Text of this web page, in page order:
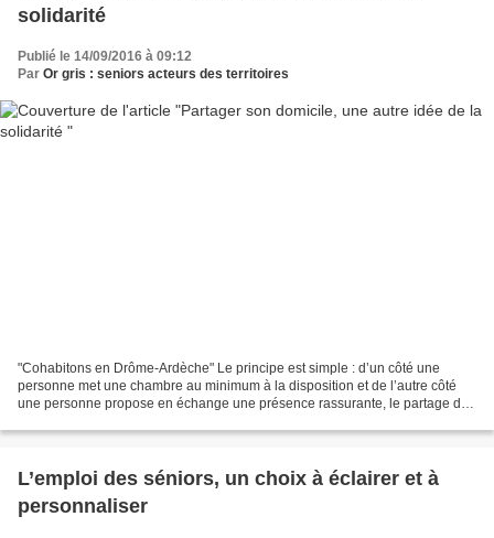
solidarité
Publié le 14/09/2016 à 09:12
Par Or gris : seniors acteurs des territoires
"Cohabitons en Drôme-Ardèche" Le principe est simple : d’un côté une
personne met une chambre au minimum à la disposition et de l’autre côté
une personne propose en échange une présence rassurante, le partage de
L’emploi des séniors, un choix à éclairer et à
personnaliser